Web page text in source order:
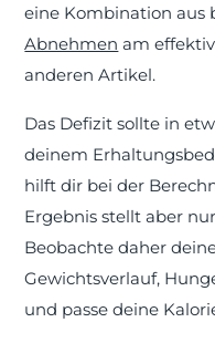
eine Kombination aus
Abnehmen am
anderen Artikel.
Das Defizit sollte in
deinem
hilft dir bei der
Ergebnis stellt aber
Beobachte daher
Gewichtsverlauf,
und passe deine